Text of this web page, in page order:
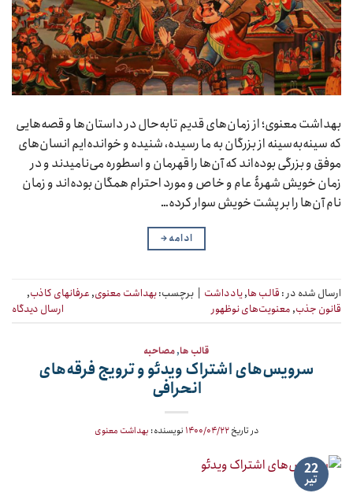
بهداشت معنوی؛ از زمان‌های قدیم تابه‌حال در داستان‌‌ها و قصه‌هایی
که سینه‌به‌سینه از بزرگان به ما رسیده، شنیده و خوانده‌ایم انسان‌های
موفق و بزرگی بوده‌اند که آن‌ها را قهرمان و اسطوره می‌نامیدند و در
زمان خویش شهرۀ عام و خاص و مورد احترام همگان بوده‌اند و زمان
نام آن‌ها را بر پشت خویش سوار کرده…
ادامه→
ارسال شده در : قالب ها,یادداشت | برچسب:بهداشت معنوی, عرفانهای کاذب,
قانون جذب, معنویت‌های نوظهور ارسال دیدگاه
قالب ها,مصاحبه
سرویس‌های اشتراک ویدئو و ترویج فرقه‌های
انحرافی
در تاریخ۱۴۰۰/۰۴/۲۲ نویسنده: بهداشت معنوی
22
تیر